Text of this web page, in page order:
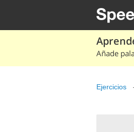
Añade
Ejercicios